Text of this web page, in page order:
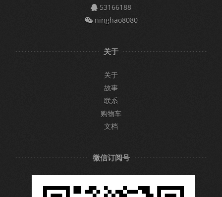
53166188
ninghao8080
关于
关于
故事
联系
购物车
文档
微信订阅号